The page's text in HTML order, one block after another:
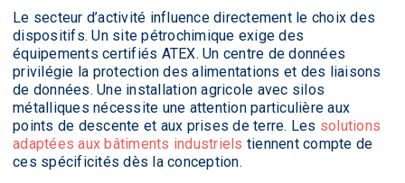
Le secteur d’activité influence directement le choix des
dispositifs. Un site pétrochimique exige des
équipements certifiés ATEX. Un centre de données
privilégie la protection des alimentations et des liaisons
de données. Une installation agricole avec silos
métalliques nécessite une attention particulière aux
points de descente et aux prises de terre. Les solutions
adaptées aux bâtiments industriels tiennent compte de
ces spécificités dès la conception.